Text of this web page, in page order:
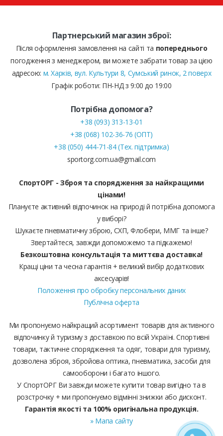
Партнерський магазин зброї:
Після оформлення замовлення на сайті та попереднього
погодження з менеджером, ви можете забрати товар за цією
адресою: м. Харків, вул. Культури 8, Сумський ринок, 2 поверх
Графік роботи: ПН-НД з 9:00 до 19:00
Потрібна допомога?
+38 (093) 313-13-01
+38 (068) 102-36-76 (ОПТ)
+38 (050) 444-71-84 (Тех. підтримка)
sportorg.com.ua@gmail.com
СпортОРГ - Зброя та спорядження за найкращими
цінами!
Плануєте активний відпочинок на природі й потрібна допомога
у виборі?
Шукаєте пневматичну зброю, СХП, Флобери, ММГ та інше?
Звертайтеся, завжди допоможемо та підкажемо!
Безкоштовна консультація та миттєва доставка!
Кращі ціни та чесна гарантія + великий вибір додаткових
аксесуарів!
Положення про обробку персональних даних
Публічна оферта
Ми пропонуємо найкращий асортимент товарів для активного
відпочинку й туризму з доставкою по всій Україні. Спортивні
товари, тактичне спорядження та одяг, товари для туризму,
дозволена зброя, збройова оптика, пневматика, засоби для
самооборони і багато іншого.
У СпортОРГ Ви завжди можете купити товар вигідно та в
розстрочку + ми пропонуємо відмінні знижки або дисконт.
Гарантія якості та 100% оригінальна продукція.
» Мапа сайту